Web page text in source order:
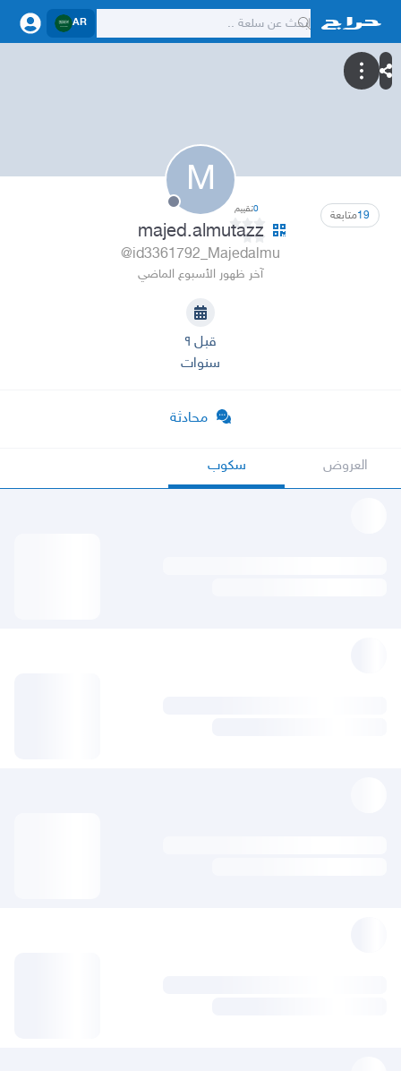
AR
M
19متابعة 0تقييم
majed.almutazz
@id3361792_Majedalmu
آخر ظهور الأسبوع الماضي
قبل ٩
سنوات
محادثة
العروض سكوب